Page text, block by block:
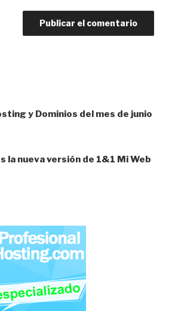
y Dominios del mes de junio
la nueva versión de 1&1 Mi Web